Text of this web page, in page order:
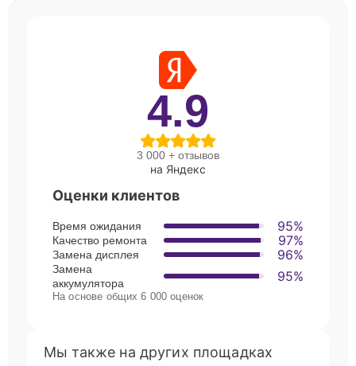
4.9
3 000 + отзывов
на Яндекс
Оценки клиентов
Время ожидания 95%
Качество ремонта 97%
Замена дисплея 96%
Замена
аккумулятора
95%
На основе общих 6 000 оценок
Мы также на других площадках